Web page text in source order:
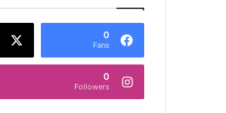
0
Fans
0
Followers